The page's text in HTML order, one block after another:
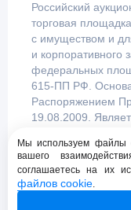
Российский
торговая
с имуществом и
и корпоративного
федеральных
615-ПП РФ.
Распоряжением
19.08.2009.
Правительством
Мы используем файлы
вашего
соглашаетесь на их
файлов cookie.